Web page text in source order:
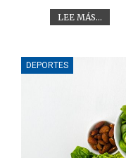
LEE MÁS...
DEPORTES